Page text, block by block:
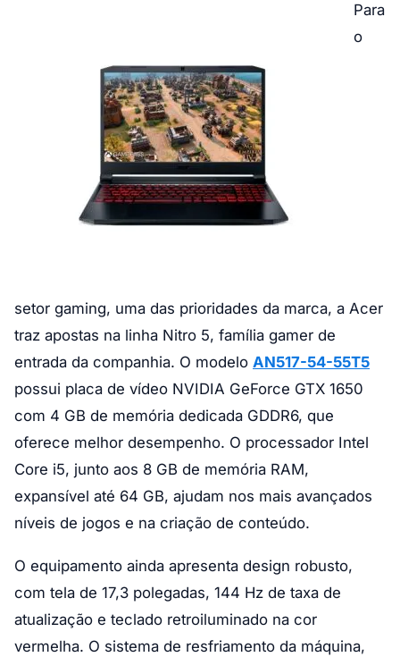
Para
o
setor gaming, uma das prioridades da marca, a Acer
traz apostas na linha Nitro 5, família gamer de
entrada da companhia. O modelo AN517-54-55T5
possui placa de vídeo NVIDIA GeForce GTX 1650
com 4 GB de memória dedicada GDDR6, que
oferece melhor desempenho. O processador Intel
Core i5, junto aos 8 GB de memória RAM,
expansível até 64 GB, ajudam nos mais avançados
níveis de jogos e na criação de conteúdo.
O equipamento ainda apresenta design robusto,
com tela de 17,3 polegadas, 144 Hz de taxa de
atualização e teclado retroiluminado na cor
vermelha. O sistema de resfriamento da máquina,